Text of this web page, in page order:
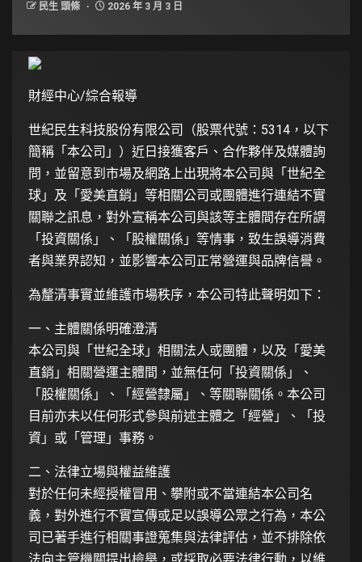
民生 頭條 2026 年 3 月 3 日
財經中心/綜合報導
世紀民生科技股份有限公司（股票代號：5314，以下
簡稱「本公司」）近日接獲客戶、合作夥伴及媒體詢
問，並留意到市場及網路上出現將本公司與「世紀全
球」及「愛美直銷」等相關公司或團體進行連結不實
關聯之訊息，對外宣稱本公司與該等主體間存在所謂
「投資關係」、「股權關係」等情事，致生誤導消費
者與業界認知，並影響本公司正常營運與品牌信譽。
為釐清事實並維護市場秩序，本公司特此聲明如下：
一、主體關係明確澄清
本公司與「世紀全球」相關法人或團體，以及「愛美
直銷」相關營運主體間，並無任何「投資關係」、
「股權關係」、「經營隸屬」、等關聯關係。本公司
目前亦未以任何形式參與前述主體之「經營」、「投
資」或「管理」事務。
二、法律立場與權益維護
對於任何未經授權冒用、攀附或不當連結本公司名
義，對外進行不實宣傳或足以誤導公眾之行為，本公
司已著手進行相關事證蒐集與法律評估，並不排除依